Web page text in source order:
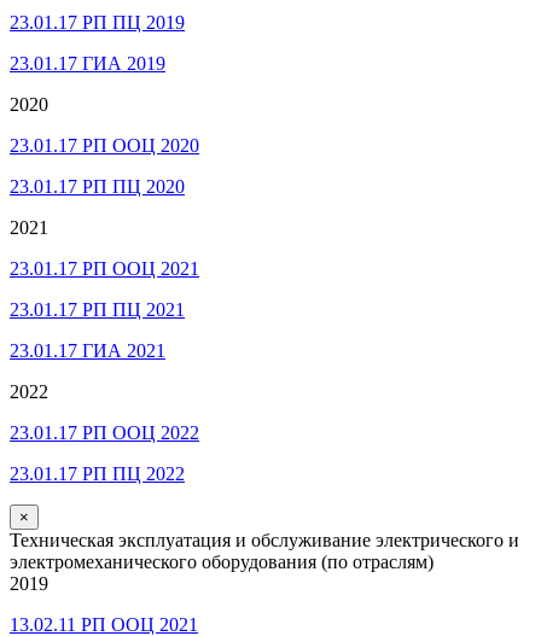
23.01.17 РП ПЦ 2019
23.01.17 ГИА 2019
2020
23.01.17 РП ООЦ 2020
23.01.17 РП ПЦ 2020
2021
23.01.17 РП ООЦ 2021
23.01.17 РП ПЦ 2021
23.01.17 ГИА 2021
2022
23.01.17 РП ООЦ 2022
23.01.17 РП ПЦ 2022
×
Техническая эксплуатация и обслуживание электрического и
электромеханического оборудования (по отраслям)
2019
13.02.11 РП ООЦ 2021